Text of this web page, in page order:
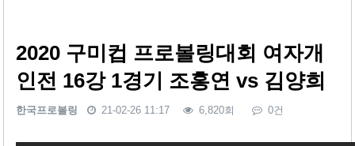
2020 구미컵 프로볼링대회 여자개
인전 16강 1경기 조홍연 vs 김양희
한국프로볼링 21-02-26 11:17 6,820회 0건